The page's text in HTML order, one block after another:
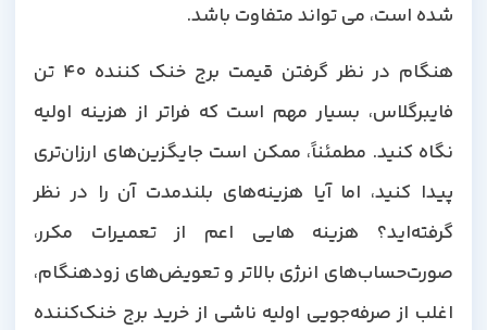
شده است، می تواند متفاوت باشد.
هنگام در نظر گرفتن قیمت برج خنک کننده 40 تن
فایبرگلاس، بسیار مهم است که فراتر از هزینه اولیه
نگاه کنید. مطمئناً، ممکن است جایگزین‌های ارزان‌تری
پیدا کنید، اما آیا هزینه‌های بلندمدت آن را در نظر
گرفته‌اید؟ هزینه هایی اعم از تعمیرات مکرر،
صورت‌حساب‌های انرژی بالاتر و تعویض‌های زودهنگام،
اغلب از صرفه‌جویی اولیه ناشی از خرید برج خنک‌کننده